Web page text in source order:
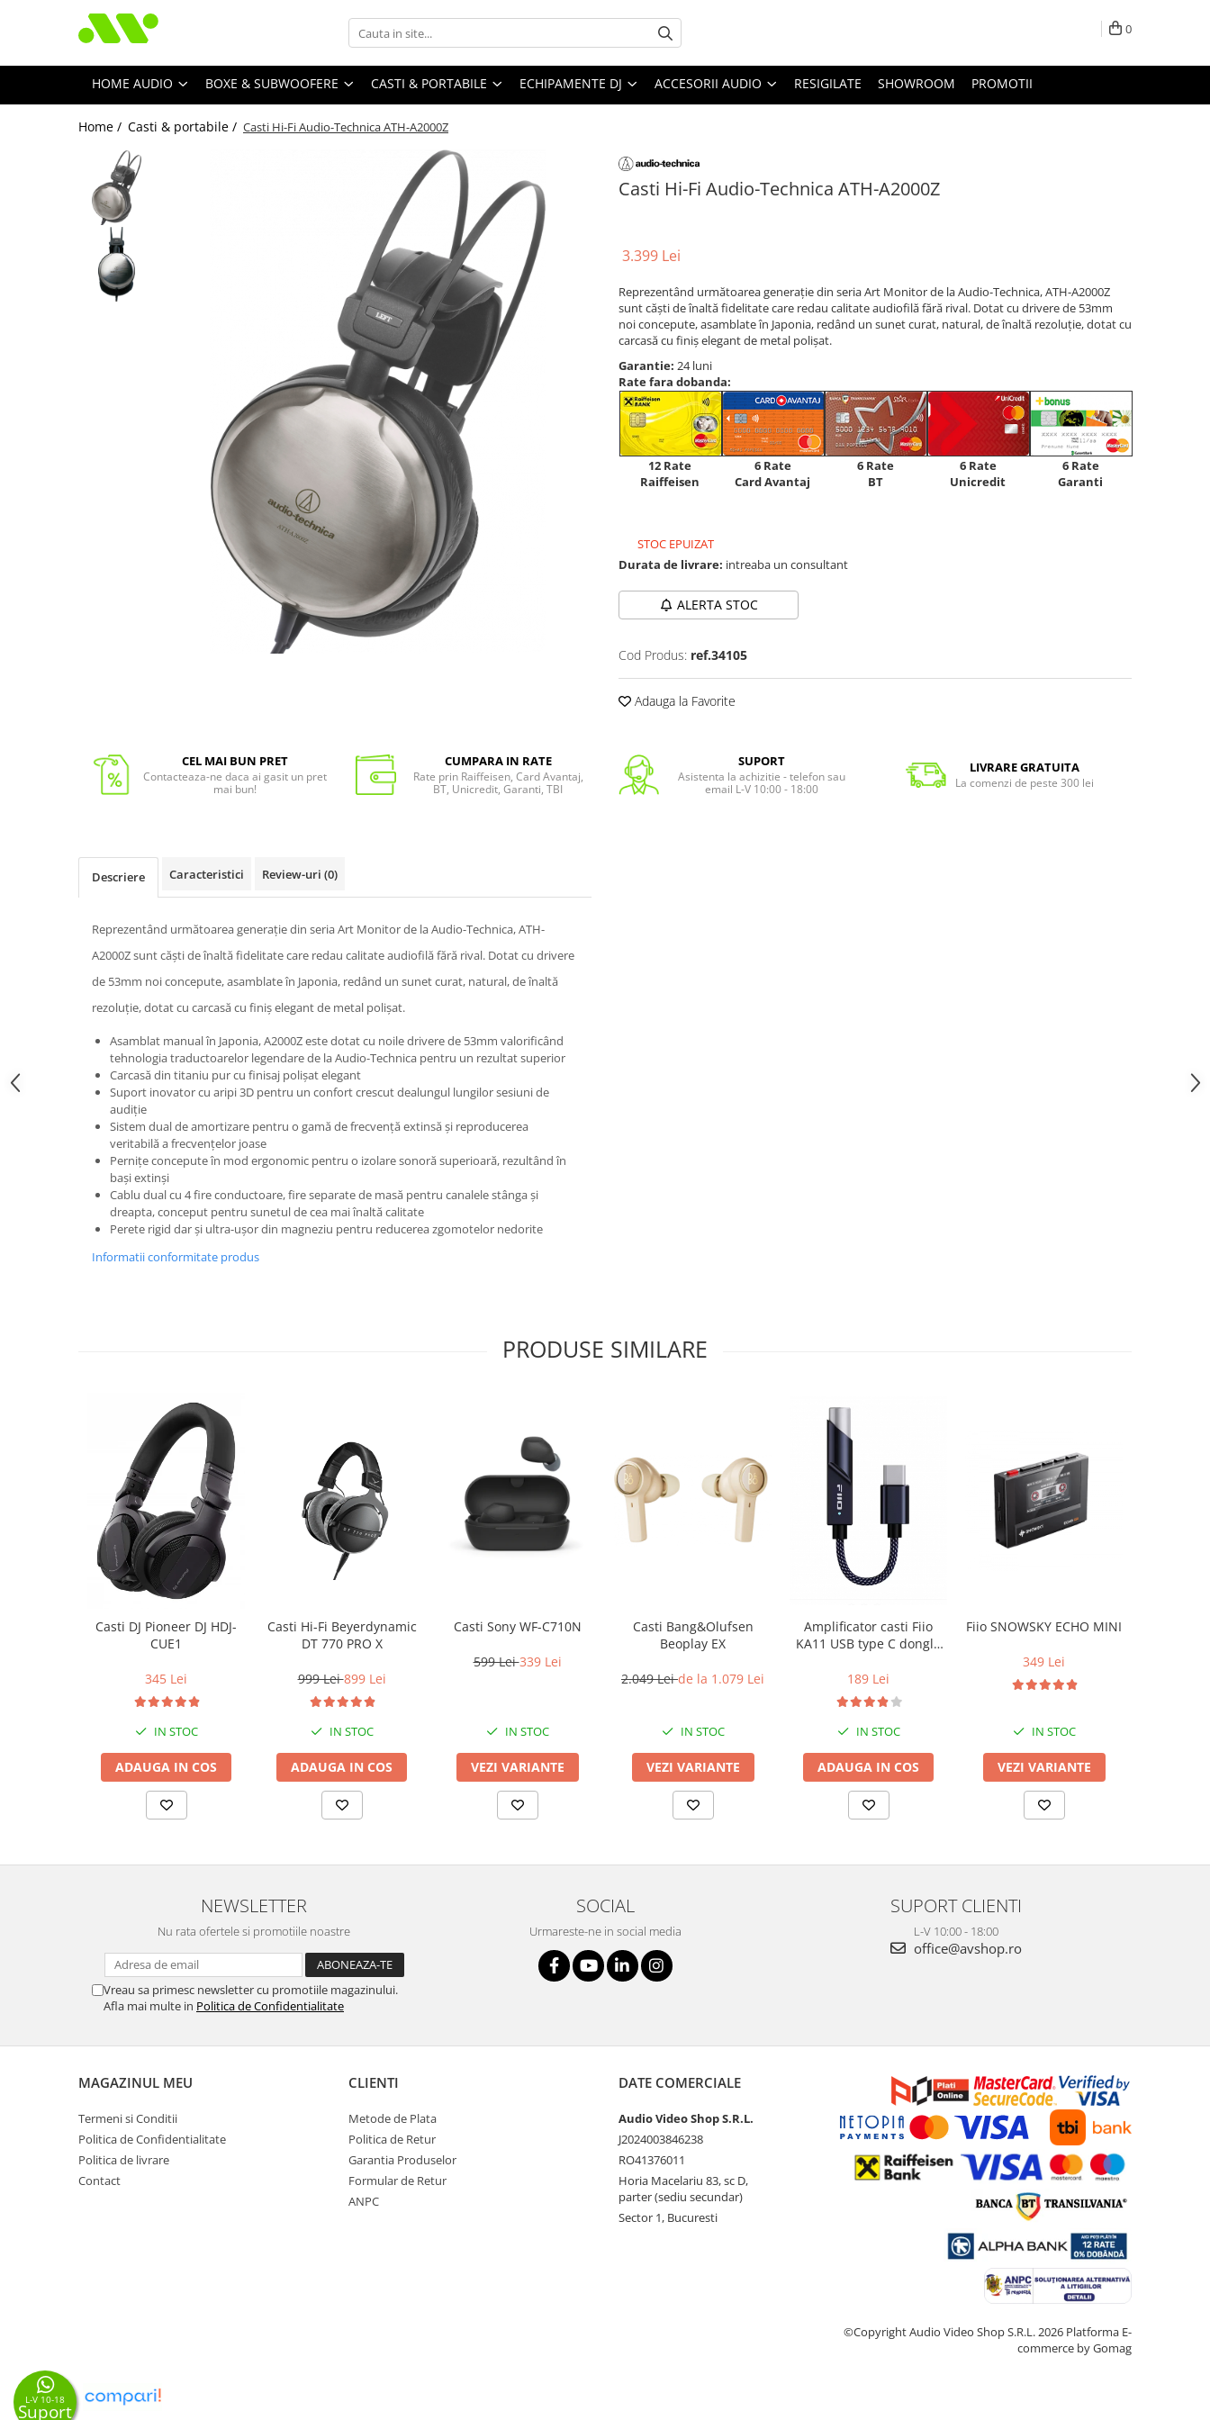
0
HOME AUDIO BOXE & SUBWOOFERE CASTI & PORTABILE ECHIPAMENTE DJ ACCESORII AUDIO RESIGILATE SHOWROOM PROMOTII
Home / Casti & portabile / Casti Hi-Fi Audio-Technica ATH-A2000Z
Casti Hi-Fi Audio-Technica ATH-A2000Z
3.399 Lei
Reprezentând următoarea generație din seria Art Monitor de la Audio-Technica, ATH-A2000Z
sunt căști de înaltă fidelitate care redau calitate audiofilă fără rival. Dotat cu drivere de 53mm
noi concepute, asamblate în Japonia, redând un sunet curat, natural, de înaltă rezoluție, dotat cu
carcasă cu finiș elegant de metal polișat.
Garantie: 24 luni
Rate fara dobanda:
12 Rate
Raiffeisen
6 Rate
Card Avantaj
6 Rate
BT
6 Rate
Unicredit
6 Rate
Garanti
STOC EPUIZAT
Durata de livrare: intreaba un consultant
ALERTA STOC
Cod Produs: ref.34105
Adauga la Favorite
CEL MAI BUN PRET
Contacteaza-ne daca ai gasit un pret
mai bun!
CUMPARA IN RATE
Rate prin Raiffeisen, Card Avantaj,
BT, Unicredit, Garanti, TBI
SUPORT
Asistenta la achizitie - telefon sau
email L-V 10:00 - 18:00
LIVRARE GRATUITA
La comenzi de peste 300 lei
Descriere Caracteristici Review-uri (0)
Reprezentând următoarea generație din seria Art Monitor de la Audio-Technica, ATH-
A2000Z sunt căști de înaltă fidelitate care redau calitate audiofilă fără rival. Dotat cu drivere
de 53mm noi concepute, asamblate în Japonia, redând un sunet curat, natural, de înaltă
rezoluție, dotat cu carcasă cu finiș elegant de metal polișat.
Asamblat manual în Japonia, A2000Z este dotat cu noile drivere de 53mm valorificând
tehnologia traductoarelor legendare de la Audio-Technica pentru un rezultat superior
Carcasă din titaniu pur cu finisaj polișat elegant
Suport inovator cu aripi 3D pentru un confort crescut dealungul lungilor sesiuni de
audiție
Sistem dual de amortizare pentru o gamă de frecvență extinsă și reproducerea
veritabilă a frecvențelor joase
Pernițe concepute în mod ergonomic pentru o izolare sonoră superioară, rezultând în
bași extinși
Cablu dual cu 4 fire conductoare, fire separate de masă pentru canalele stânga și
dreapta, conceput pentru sunetul de cea mai înaltă calitate
Perete rigid dar și ultra-ușor din magneziu pentru reducerea zgomotelor nedorite
Informatii conformitate produs
PRODUSE SIMILARE
Casti DJ Pioneer DJ HDJ-
CUE1
345 Lei
IN STOC
ADAUGA IN COS
Casti Hi-Fi Beyerdynamic
DT 770 PRO X
999 Lei899 Lei
IN STOC
ADAUGA IN COS
Casti Sony WF-C710N
599 Lei339 Lei
IN STOC
VEZI VARIANTE
Casti Bang&Olufsen
Beoplay EX
2.049 Leide la 1.079 Lei
IN STOC
VEZI VARIANTE
Amplificator casti Fiio
KA11 USB type C dongle
189 Lei
IN STOC
ADAUGA IN COS
Fiio SNOWSKY ECHO MINI
349 Lei
IN STOC
VEZI VARIANTE
NEWSLETTER
Nu rata ofertele si promotiile noastre
Vreau sa primesc newsletter cu promotiile magazinului.
Afla mai multe in Politica de Confidentialitate
SOCIAL
Urmareste-ne in social media
SUPORT CLIENTI
L-V 10:00 - 18:00
office@avshop.ro
MAGAZINUL MEU
Termeni si Conditii
Politica de Confidentialitate
Politica de livrare
Contact
CLIENTI
Metode de Plata
Politica de Retur
Garantia Produselor
Formular de Retur
ANPC
DATE COMERCIALE
Audio Video Shop S.R.L.
J2024003846238
RO41376011
Horia Macelariu 83, sc D,
parter (sediu secundar)
Sector 1, Bucuresti
©Copyright Audio Video Shop S.R.L. 2026 Platforma E-
commerce by Gomag
L-V 10-18
Suport